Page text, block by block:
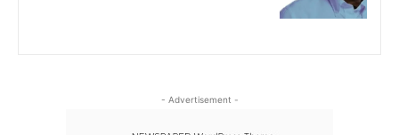
- Advertisement -